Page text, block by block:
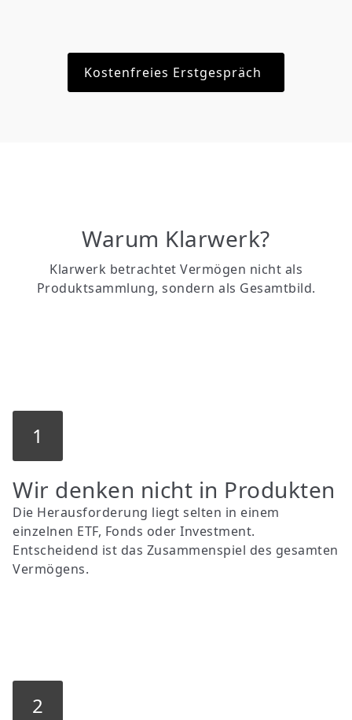
Kostenfreies Erstgespräch
Warum Klarwerk?
Klarwerk betrachtet Vermögen nicht als
Produktsammlung, sondern als Gesamtbild.
1
Wir denken nicht in Produkten
Die Herausforderung liegt selten in einem
einzelnen ETF, Fonds oder Investment.
Entscheidend ist das Zusammenspiel des gesamten
Vermögens.
2